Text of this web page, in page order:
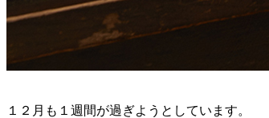
１２月も１週間が過ぎようとしています。